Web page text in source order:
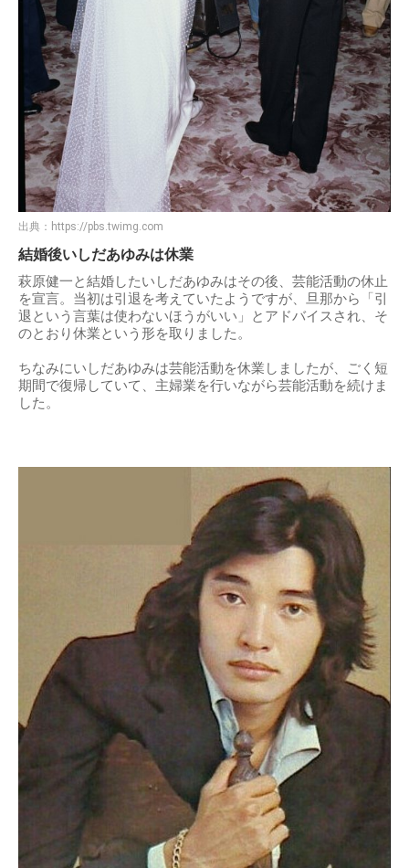
出典： https://pbs.twimg.com
結婚後いしだあゆみは休業
萩原健一と結婚したいしだあゆみはその後、芸能活動の休止
を宣言。当初は引退を考えていたようですが、旦那から「引
退という言葉は使わないほうがいい」とアドバイスされ、そ
のとおり休業という形を取りました。
ちなみにいしだあゆみは芸能活動を休業しましたが、ごく短
期間で復帰していて、主婦業を行いながら芸能活動を続けま
した。